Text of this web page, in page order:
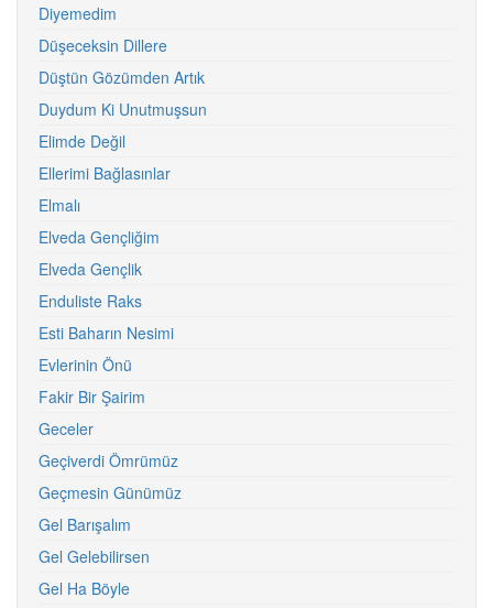
Diyemedim
Düşeceksin Dillere
Düştün Gözümden Artık
Duydum Ki Unutmuşsun
Elimde Değil
Ellerimi Bağlasınlar
Elmalı
Elveda Gençliğim
Elveda Gençlik
Enduliste Raks
Esti Baharın Nesimi
Evlerinin Önü
Fakir Bir Şairim
Geceler
Geçiverdi Ömrümüz
Geçmesin Günümüz
Gel Barışalım
Gel Gelebilirsen
Gel Ha Böyle